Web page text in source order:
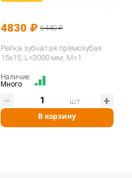
4830 ₽ 6440 ₽
Рейка зубчатая прямозубая:
15x15, L=3000 мм, M=1
Наличие:
Много
В корзину
шт